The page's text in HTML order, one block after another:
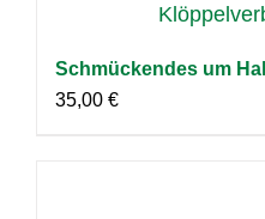
Schmückendes um
35,00 €